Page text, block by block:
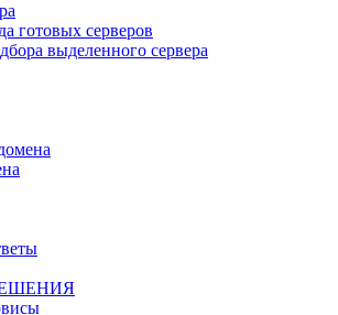
готовых серверов
выделенного сервера